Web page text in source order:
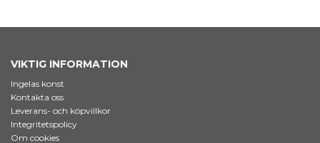
VIKTIG INFORMATION
Ingelas konst
Kontakta oss
Leverans- och köpvillkor
Integritetspolicy
Om cookies